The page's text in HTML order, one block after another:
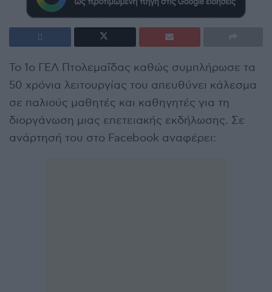
Το 1ο ΓΕΛ Πτολεμαΐδας καθώς συμπλήρωσε τα
50 χρόνια λειτουργίας του απευθύνει κάλεσμα
σε παλιούς μαθητές και καθηγητές για τη
διοργάνωση μιας επετειακής εκδήλωσης. Σε
ανάρτησή του στο Facebook αναφέρει: